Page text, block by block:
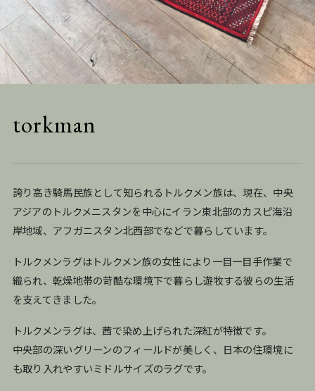
torkman
誇り高き騎馬民族として知られるトルクメン族は、現在、中央
アジアのトルクメニスタンを中心にイラン東北部のカスピ海沿
岸地域、アフガニスタン北西部でなどで暮らしています。
トルクメンラグはトルクメン族の女性により一目一目手作業で
織られ、乾燥地帯の苛酷な環境下で暮らし遊牧する彼らの生活
を支えてきました。
トルクメンラグは、茜で染め上げられた深紅が特徴です。
中央部の深いグリーンのフィールドが美しく、日本の住環境に
も取り入れやすいミドルサイズのラグです。